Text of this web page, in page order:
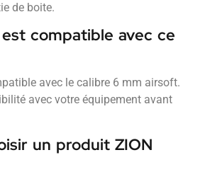
de boite.
compatible avec ce
avec le calibre 6 mm airsoft.
avec votre équipement avant
un produit ZION